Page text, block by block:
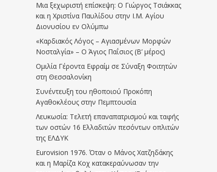
Μια ξεχωριστή επίσκεψη: Ο Γιώργος Τσιάκκας
και η Χριστίνα Παυλίδου στην Ι.Μ. Αγίου
Διονυσίου εν Ολύμπω
«Καρδιακός Λόγος – Αγιασμένων Μορφών
Νοσταλγία» – Ο Άγιος Παΐσιος (Β’ μέρος)
Ομιλία Γέροντα Εφραίμ σε Σύναξη Φοιτητών
στη Θεσσαλονίκη
Συνέντευξη του ηθοποιού Προκόπη
Αγαθοκλέους στην Πεμπτουσία
Λευκωσία: Τελετή επαναπατρισμού και ταφής
των οστών 16 Ελλαδιτών πεσόντων οπλιτών
της ΕΛΔΥΚ
Eurovision 1976. Όταν ο Μάνος Χατζηδάκης
και η Μαρίζα Κοχ κατακεραύνωσαν την